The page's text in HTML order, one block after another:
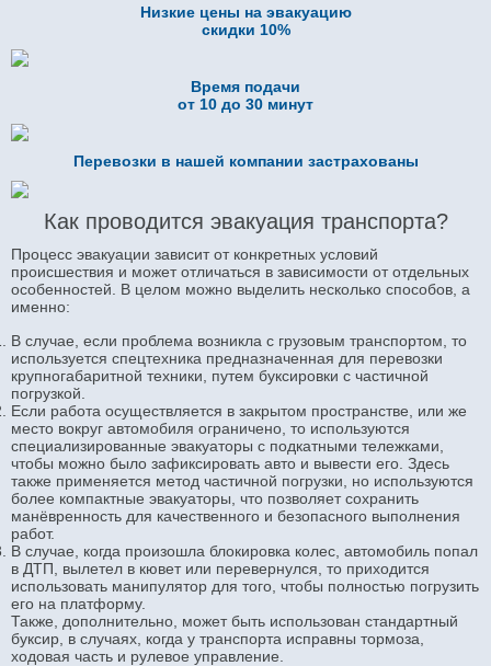
Низкие цены на эвакуацию
скидки 10%
Время подачи
от 10 до 30 минут
Перевозки в нашей компании застрахованы
Как проводится эвакуация транспорта?
Процесс эвакуации зависит от конкретных условий
происшествия и может отличаться в зависимости от отдельных
особенностей. В целом можно выделить несколько способов, а
именно:
В случае, если проблема возникла с грузовым транспортом, то
используется спецтехника предназначенная для перевозки
крупногабаритной техники, путем буксировки с частичной
погрузкой.
Если работа осуществляется в закрытом пространстве, или же
место вокруг автомобиля ограничено, то используются
специализированные эвакуаторы с подкатными тележками,
чтобы можно было зафиксировать авто и вывести его. Здесь
также применяется метод частичной погрузки, но используются
более компактные эвакуаторы, что позволяет сохранить
манёвренность для качественного и безопасного выполнения
работ.
В случае, когда произошла блокировка колес, автомобиль попал
в ДТП, вылетел в кювет или перевернулся, то приходится
использовать манипулятор для того, чтобы полностью погрузить
его на платформу.
Также, дополнительно, может быть использован стандартный
буксир, в случаях, когда у транспорта исправны тормоза,
ходовая часть и рулевое управление.